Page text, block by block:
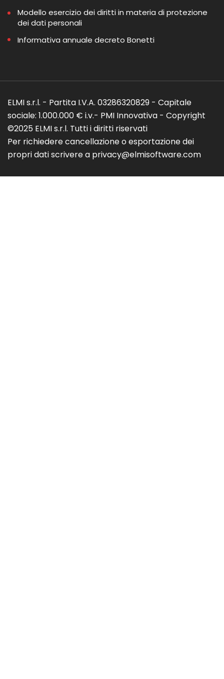
Modello esercizio dei diritti in materia di protezione
dei dati personali
Informativa annuale decreto Bonetti
ELMI s.r.l. - Partita I.V.A. 03286320829 - Capitale
sociale: 1.000.000 € i.v.- PMI Innovativa - Copyright
©2025 ELMI s.r.l. Tutti i diritti riservati
Per richiedere cancellazione o esportazione dei
propri dati scrivere a privacy@elmisoftware.com